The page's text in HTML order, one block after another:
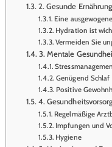
2. Gesunde
Eine
Hydration ist
Vermeiden Sie
3. Mentale
Genügend Schlaf
Positive
4.
Regelmäßige
Impfungen und
Hygiene